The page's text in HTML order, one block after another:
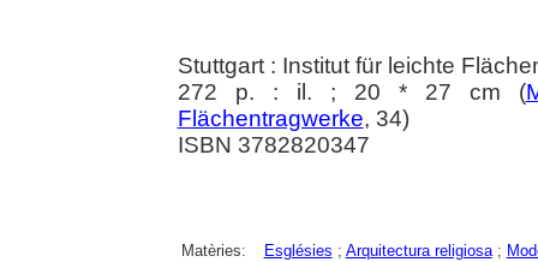
Stuttgart : Institut für leichte
272 p. : il. ; 20 * 27 cm (
Flächentragwerke, 34)
ISBN 3782820347
Matèries: Esglésies ; Arquitectura religiosa;